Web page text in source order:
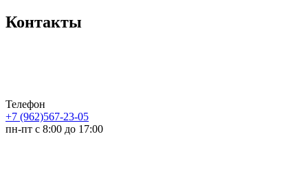
Контакты
Телефон
+7 (962)567-23-05
пн-пт с 8:00 до 17:00